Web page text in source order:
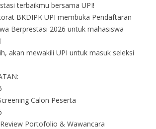
terbaikmu bersama UPI!
BKDIPK UPI membuka Pendaftaran
Berprestasi 2026 untuk mahasiswa
akan mewakili UPI untuk masuk seleksi
Calon Peserta
Portofolio & Wawancara